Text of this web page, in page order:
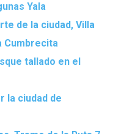
Yala
de la ciudad, Villa
Cumbrecita
tallado en el
la ciudad de